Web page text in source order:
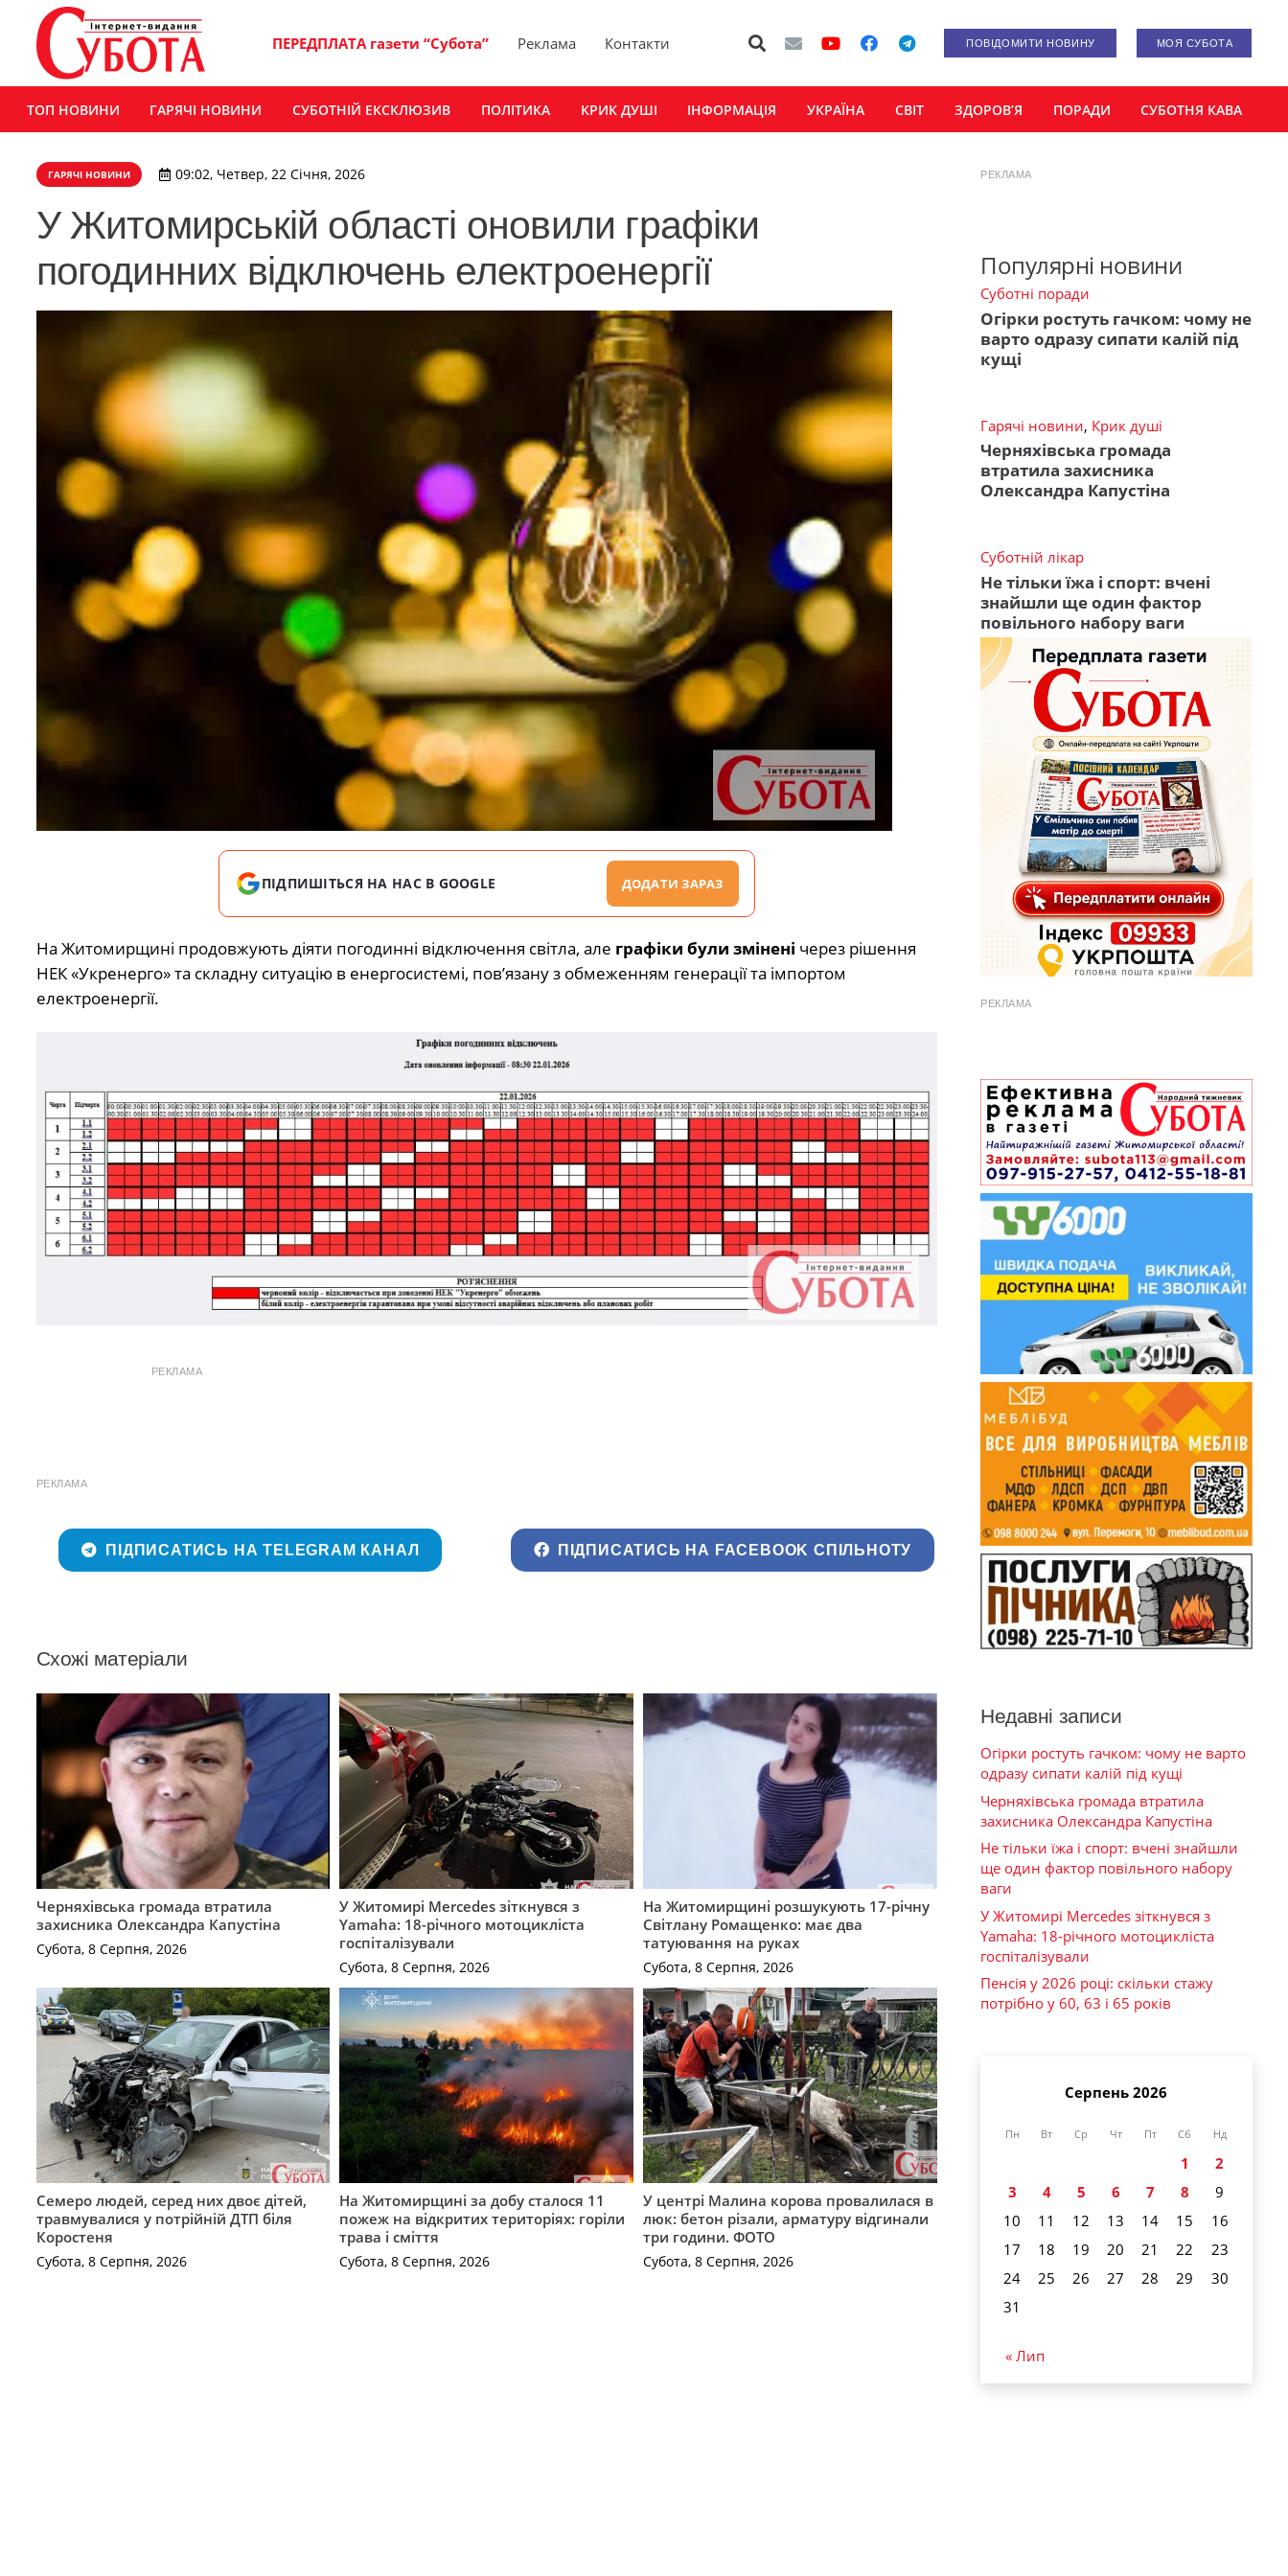
ПЕРЕДПЛАТА газети “Субота” Реклама Контакти ПОВІДОМИТИ НОВИНУ МОЯ СУБОТА
ТОП НОВИНИ ГАРЯЧІ НОВИНИ СУБОТНІЙ ЕКСКЛЮЗИВ ПОЛІТИКА КРИК ДУШІ ІНФОРМАЦІЯ УКРАЇНА СВІТ ЗДОРОВ’Я ПОРАДИ СУБОТНЯ КАВА
ГАРЯЧІ НОВИНИ 09:02, Четвер, 22 Січня, 2026
У Житомирській області оновили графіки
погодинних відключень електроенергії
ПІДПИШІТЬСЯ НА НАС В GOOGLE ДОДАТИ ЗАРАЗ
На Житомирщині продовжують діяти погодинні відключення світла, але графіки були змінені через рішення
НЕК «Укренерго» та складну ситуацію в енергосистемі, пов’язану з обмеженням генерації та імпортом
електроенергії.
РЕКЛАМА
РЕКЛАМА
ПІДПИСАТИСЬ НА TELEGRAM КАНАЛ ПІДПИСАТИСЬ НА FACEBOOK СПІЛЬНОТУ
Схожі матеріали
Черняхівська громада втратила
захисника Олександра Капустіна
Субота, 8 Серпня, 2026
У Житомирі Mercedes зіткнувся з
Yamaha: 18-річного мотоцикліста
госпіталізували
Субота, 8 Серпня, 2026
На Житомирщині розшукують 17-річну
Світлану Ромащенко: має два
татуювання на руках
Субота, 8 Серпня, 2026
Семеро людей, серед них двоє дітей,
травмувалися у потрійній ДТП біля
Коростеня
Субота, 8 Серпня, 2026
На Житомирщині за добу сталося 11
пожеж на відкритих територіях: горіли
трава і сміття
Субота, 8 Серпня, 2026
У центрі Малина корова провалилася в
люк: бетон різали, арматуру відгинали
три години. ФОТО
Субота, 8 Серпня, 2026
РЕКЛАМА
Популярні новини
Суботні поради
Огірки ростуть гачком: чому не
варто одразу сипати калій під
кущі
Гарячі новини, Крик душі
Черняхівська громада
втратила захисника
Олександра Капустіна
Суботній лікар
Не тільки їжа і спорт: вчені
знайшли ще один фактор
повільного набору ваги
РЕКЛАМА
Недавні записи
Огірки ростуть гачком: чому не варто
одразу сипати калій під кущі
Черняхівська громада втратила
захисника Олександра Капустіна
Не тільки їжа і спорт: вчені знайшли
ще один фактор повільного набору
ваги
У Житомирі Mercedes зіткнувся з
Yamaha: 18-річного мотоцикліста
госпіталізували
Пенсія у 2026 році: скільки стажу
потрібно у 60, 63 і 65 років
Серпень 2026
Пн Вт Ср Чт Пт Сб Нд
1
2
3
4 5 6 7 8
9
10
11 12 13 14 15
16
17
18 19 20 21 22
23
24
25 26 27 28 29
30
31
« Лип